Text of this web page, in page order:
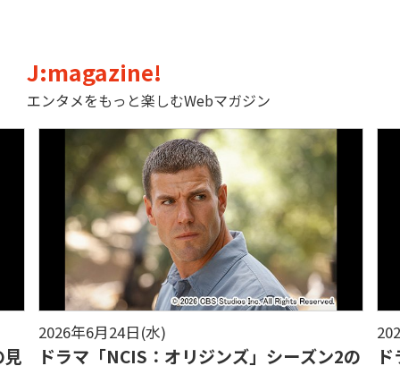
J:magazine!
エンタメをもっと楽しむWebマガジン
2026年6月24日(水)
ドラマ「NCIS：オリジンズ」シーズン2の